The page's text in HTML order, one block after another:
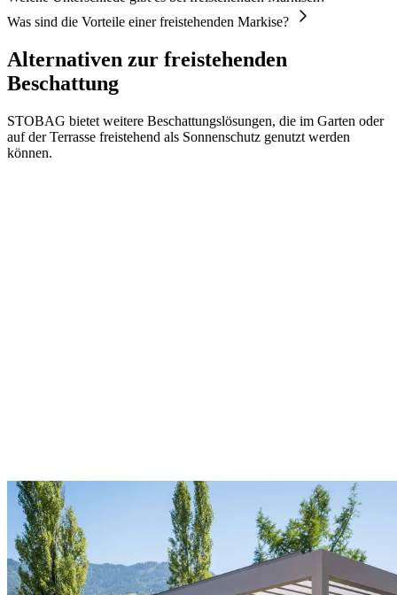
Was sind die Vorteile einer freistehenden Markise?
Alternativen zur freistehenden
Beschattung
STOBAG bietet weitere Beschattungslösungen, die im Garten oder
auf der Terrasse freistehend als Sonnenschutz genutzt werden
können.